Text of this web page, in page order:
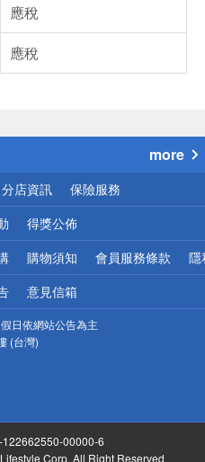
應稅
應稅
！
more
分店資訊 保險服務
得獎公佈
購物須知 會員服務條款 隱
意見信箱
日依網站公告為主
(台灣)
122662550-00000-6
Corp. All Right Reserved